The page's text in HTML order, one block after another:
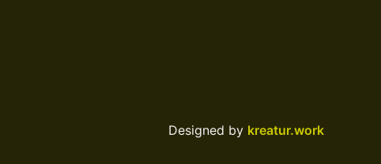
Designed by kreatur.work